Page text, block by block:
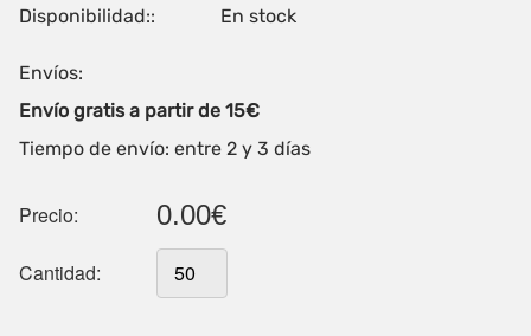
Disponibilidad:: En stock
Envíos:
Envío gratis a partir de 15€
Tiempo de envío: entre 2 y 3 días
Precio: 0.00€
Cantidad: